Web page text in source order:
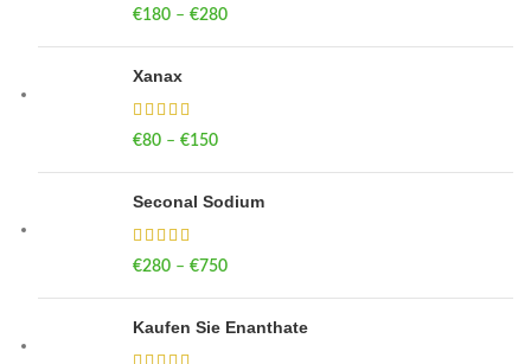
€180 – €280
Xanax
€80 – €150
Seconal Sodium
€280 – €750
Kaufen Sie Enanthate